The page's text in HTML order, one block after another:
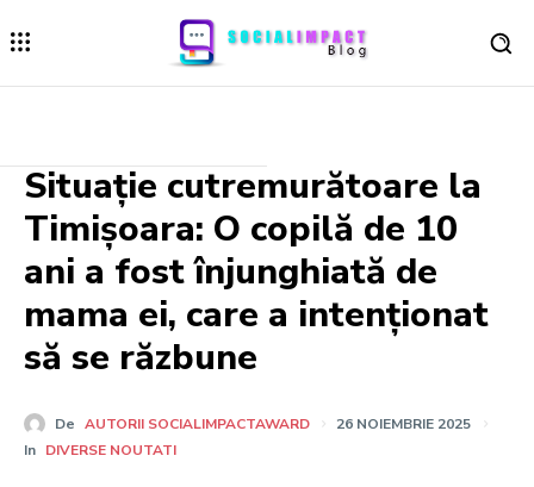
Situație cutremurătoare la
Timișoara: O copilă de 10
ani a fost înjunghiată de
mama ei, care a intenționat
să se răzbune
De AUTORII SOCIALIMPACTAWARD
26 NOIEMBRIE 2025
In DIVERSE NOUTATI